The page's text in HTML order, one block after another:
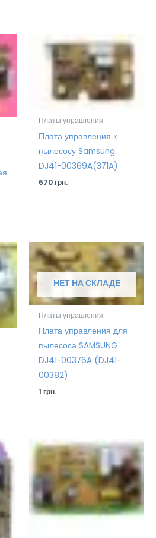
Платы управления
Плата управления к
пылесосу Samsung
DJ41-00369A(371A)
670грн.
НЕТ НА СКЛАДЕ
Платы управления
Плата управления для
пылесоса SAMSUNG
DJ41-00376A (DJ41-
00382)
1грн.